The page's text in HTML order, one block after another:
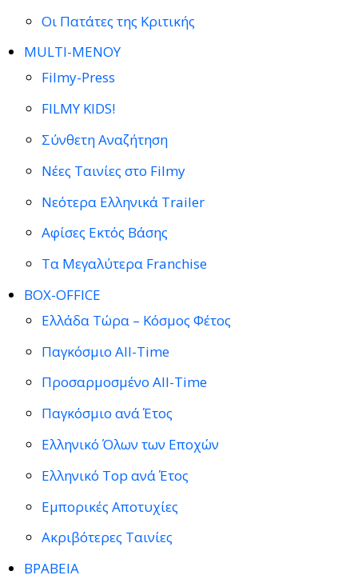
Οι Πατάτες της Κριτικής
MULTI-ΜΕΝΟΥ
Filmy-Press
FILMY KIDS!
Σύνθετη Αναζήτηση
Νέες Ταινίες στο Filmy
Νεότερα Ελληνικά Trailer
Αφίσες Εκτός Βάσης
Τα Μεγαλύτερα Franchise
BOX-OFFICE
Ελλάδα Τώρα – Κόσμος Φέτος
Παγκόσμιο All-Time
Προσαρμοσμένο All-Time
Παγκόσμιο ανά Έτος
Ελληνικό Όλων των Εποχών
Ελληνικό Top ανά Έτος
Εμπορικές Αποτυχίες
Ακριβότερες Ταινίες
ΒΡΑΒΕΙΑ